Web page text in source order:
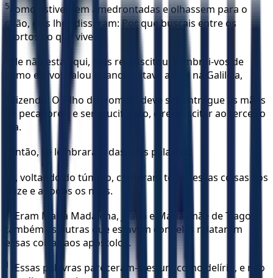
5
como estivessem amedrontadas e olhassem para o
chão, eles lhes disseram: Por que buscais entre os
mortos ao que vive?
Ele não está aqui, mas ressuscitou. Lembrai-vos de
como ele vos falou quando estava ainda na Galileia,
dizendo: O Filho do Homem deve ser entregue às mãos
de pecadores, e ser crucificado, e ressuscitar ao terceiro
dia.
Então, se lembraram das suas palavras;
e, voltando do túmulo, contaram todas essas coisas aos
onze e a todos os mais.
Eram Maria Madalena, Joana e Maria, mãe de Tiago;
também as outras que estavam com elas relataram
essas coisas aos apóstolos.
11
Essas palavras pareceram-lhes um como delírio, e não